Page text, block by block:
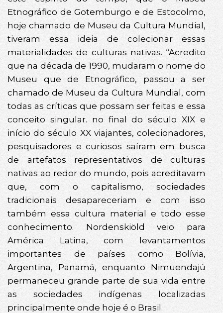
Etnográfico de Gotemburgo e de Estocolmo,
hoje chamado de Museu da Cultura Mundial,
tiveram essa ideia de colecionar essas
materialidades de culturas nativas. “Acredito
que na década de 1990, mudaram o nome do
Museu que de Etnográfico, passou a ser
chamado de Museu da Cultura Mundial, com
todas as críticas que possam ser feitas e essa
conceito singular. no final do século XIX e
início do século XX viajantes, colecionadores,
pesquisadores e curiosos saíram em busca
de artefatos representativos de culturas
nativas ao redor do mundo, pois acreditavam
que, com o capitalismo, sociedades
tradicionais desapareceriam e com isso
também essa cultura material e todo esse
conhecimento. Nordenskiöld veio para
América Latina, com levantamentos
importantes de países como Bolívia,
Argentina, Panamá, enquanto Nimuendajú
permaneceu grande parte de sua vida entre
as sociedades indígenas localizadas
principalmente onde hoje é o Brasil.